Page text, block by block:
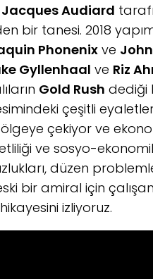
Jacques Audiard
bir tanesi. 2018
Phonenix ve
Gyllenhaal ve Riz
Gold Rush dediği
çeşitli
çekiyor ve
ve sosyo-
düzen
bir amiral için
izliyoruz.